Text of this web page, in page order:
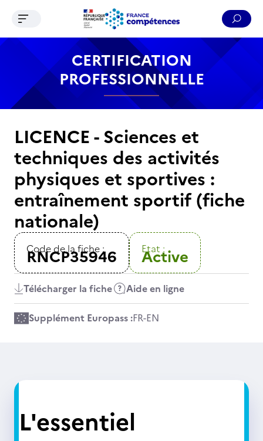
Contenu Recherche Menu Pied de page
Ouvrir le menu de navigation
CERTIFICATION
PROFESSIONNELLE
LICENCE - Sciences et
techniques des activités
physiques et sportives :
entraînement sportif (fiche
nationale)
Code de la fiche :
RNCP35946 Etat :
Active
Télécharger la fiche Aide en ligne
Supplément Europass :FR-EN
L'essentiel